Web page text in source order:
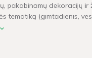
pakabinamų dekoracijų ir
tematiką (gimtadienis,
mergvakaris, „baby